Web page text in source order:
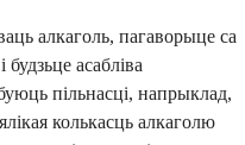
алкаголь, пагаворыце са
асабліва
пільнасці, напрыклад,
колькасць алкаголю